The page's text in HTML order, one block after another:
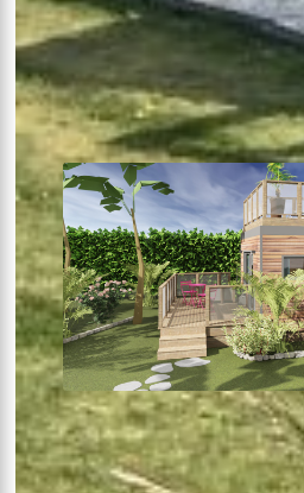
1 chambre
24m²
Terrasse solarium
Voir plus +
À partir de131€la nuit
Lodge SINGLE TOIT